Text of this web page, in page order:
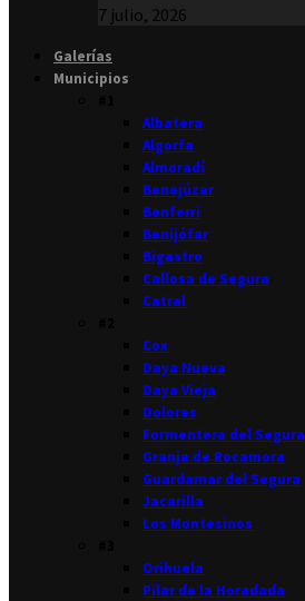
7 julio, 2026
Galerías
Municipios
Albatera
Algorfa
Almoradí
Benejúzar
Benferri
Benijófar
Bigastro
Callosa de Segura
Catral
Cox
Daya Nueva
Daya Vieja
Dolores
Formentera del Segura
Granja de Rocamora
Guardamar del Segura
Jacarilla
Los Montesinos
Orihuela
Pilar de la Horadada